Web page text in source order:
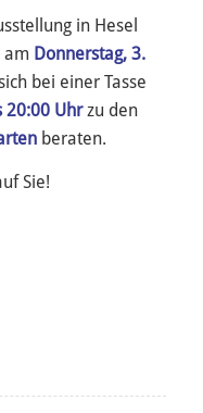
in Hesel
am Donnerstag, 3.
bei einer Tasse
20:00 Uhrzu den
beraten.
Sie!